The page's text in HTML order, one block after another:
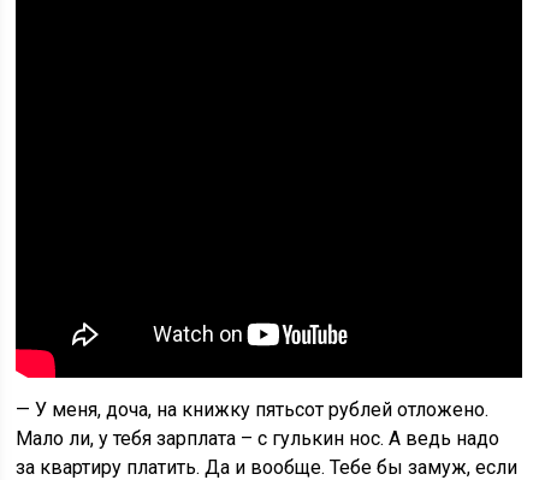
— У меня, доча, на книжку пятьсот рублей отложено.
Мало ли, у тебя зарплата – с гулькин нос. А ведь надо
за квартиру платить. Да и вообще. Тебе бы замуж, если